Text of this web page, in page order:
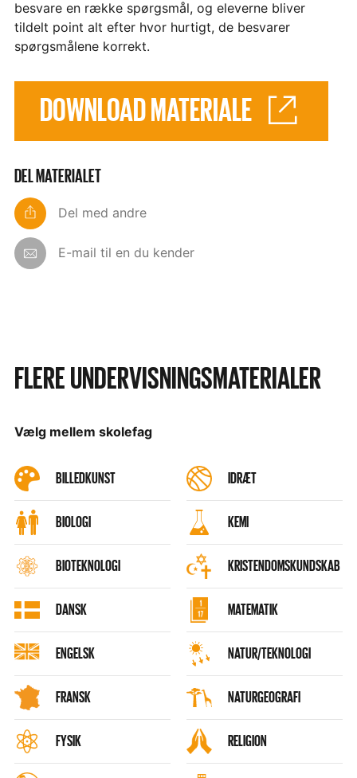
besvare en række spørgsmål, og eleverne bliver
tildelt point alt efter hvor hurtigt, de besvarer
spørgsmålene korrekt.
DOWNLOAD MATERIALE
DEL MATERIALET
Del med andre
E-mail til en du kender
FLERE UNDERVISNINGSMATERIALER
Vælg mellem skolefag
BILLEDKUNST
BIOLOGI
BIOTEKNOLOGI
DANSK
ENGELSK
FRANSK
FYSIK
IDRÆT
KEMI
KRISTENDOMSKUNDSKAB
MATEMATIK
NATUR/TEKNOLOGI
NATURGEOGRAFI
RELIGION